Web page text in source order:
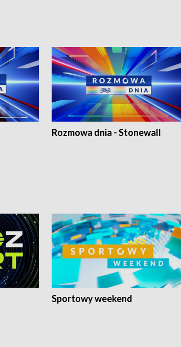
Rozmowa dnia - Stonewall
Sportowy weekend